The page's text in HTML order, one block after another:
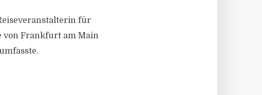
für
von Frankfurt am Main